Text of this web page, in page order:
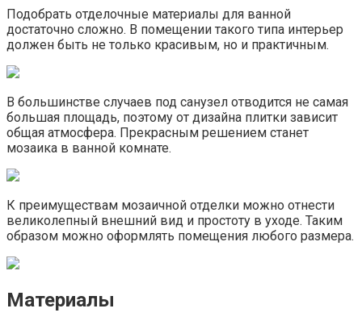
Подобрать отделочные материалы для ванной
достаточно сложно. В помещении такого типа интерьер
должен быть не только красивым, но и практичным.
В большинстве случаев под санузел отводится не самая
большая площадь, поэтому от дизайна плитки зависит
общая атмосфера. Прекрасным решением станет
мозаика в ванной комнате.
К преимуществам мозаичной отделки можно отнести
великолепный внешний вид и простоту в уходе. Таким
образом можно оформлять помещения любого размера.
Материалы